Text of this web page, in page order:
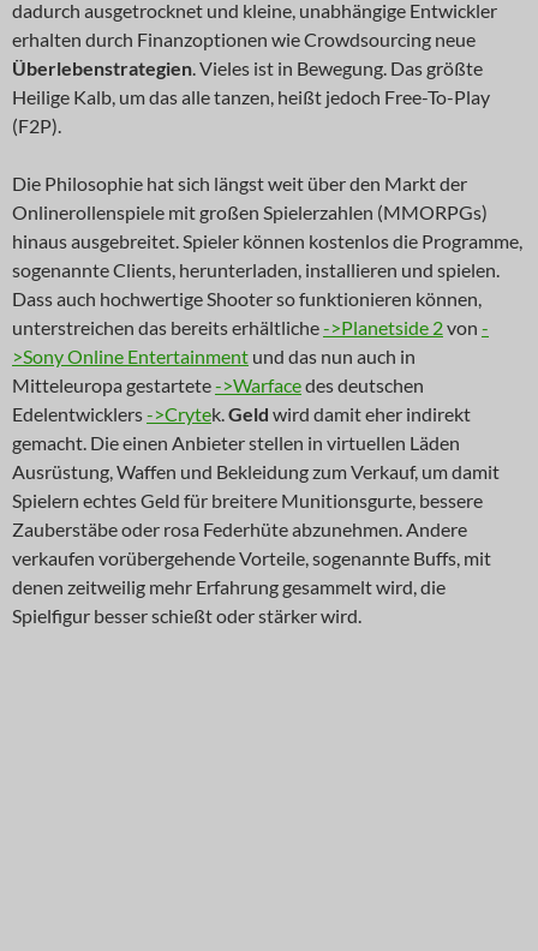
dadurch ausgetrocknet und kleine, unabhängige Entwickler
erhalten durch Finanzoptionen wie Crowdsourcing neue
Überlebenstrategien. Vieles ist in Bewegung. Das größte
Heilige Kalb, um das alle tanzen, heißt jedoch Free-To-Play
(F2P).
Die Philosophie hat sich längst weit über den Markt der
Onlinerollenspiele mit großen Spielerzahlen (MMORPGs)
hinaus ausgebreitet. Spieler können kostenlos die Programme,
sogenannte Clients, herunterladen, installieren und spielen.
Dass auch hochwertige Shooter so funktionieren können,
unterstreichen das bereits erhältliche->Planetside 2von -
>Sony Online Entertainment und das nun auch in
Mitteleuropa gestartete->Warfacedes deutschen
Edelentwicklers->Crytek.Geld wird damit eher indirekt
gemacht. Die einen Anbieter stellen in virtuellen Läden
Ausrüstung, Waffen und Bekleidung zum Verkauf, um damit
Spielern echtes Geld für breitere Munitionsgurte, bessere
Zauberstäbe oder rosa Federhüte abzunehmen. Andere
verkaufen vorübergehende Vorteile, sogenannte Buffs, mit
denen zeitweilig mehr Erfahrung gesammelt wird, die
Spielfigur besser schießt oder stärker wird.